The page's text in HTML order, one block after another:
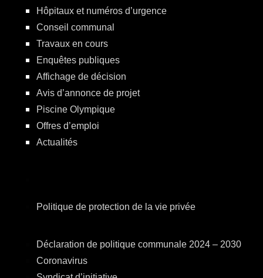
Hôpitaux et numéros d’urgence
Conseil communal
Travaux en cours
Enquêtes publiques
Affichage de décision
Avis d’annonce de projet
Piscine Olympique
Offres d’emploi
Actualités
Politique de protection de la vie privée
Déclaration de politique communale 2024 – 2030
Coronavirus